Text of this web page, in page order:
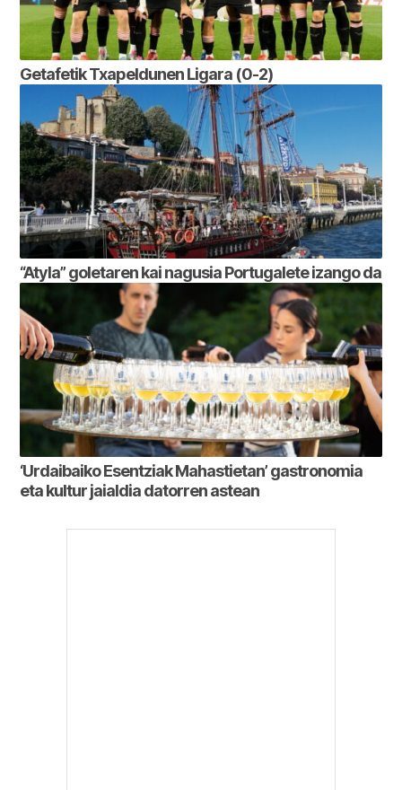
Getafetik Txapeldunen Ligara (0-2)
“Atyla” goletaren kai nagusia Portugalete izango da
‘Urdaibaiko Esentziak Mahastietan’ gastronomia
eta kultur jaialdia datorren astean